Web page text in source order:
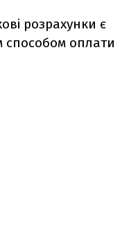
розрахунки є
способом оплати